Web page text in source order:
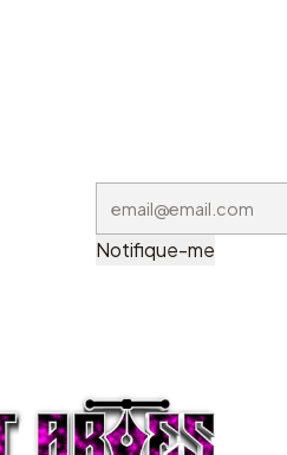
Notifique-me